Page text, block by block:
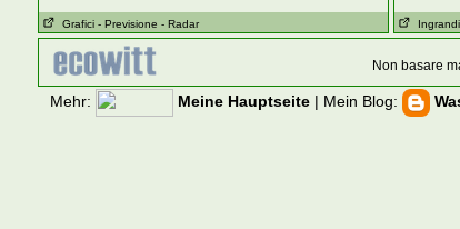
Grafici - Previsione - Radar
Non basare
Mehr: Meine Hauptseite | Mein Blog: